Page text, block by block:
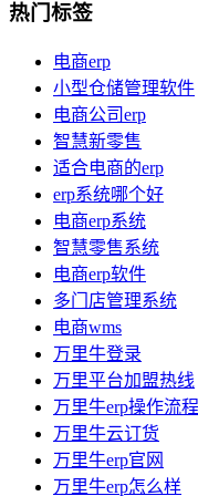
热门标签
电商erp
小型仓储管理软件
电商公司erp
智慧新零售
适合电商的erp
erp系统哪个好
电商erp系统
智慧零售系统
电商erp软件
多门店管理系统
电商wms
万里牛登录
万里平台加盟热线
万里牛erp操作流程
万里牛云订货
万里牛erp官网
万里牛erp怎么样